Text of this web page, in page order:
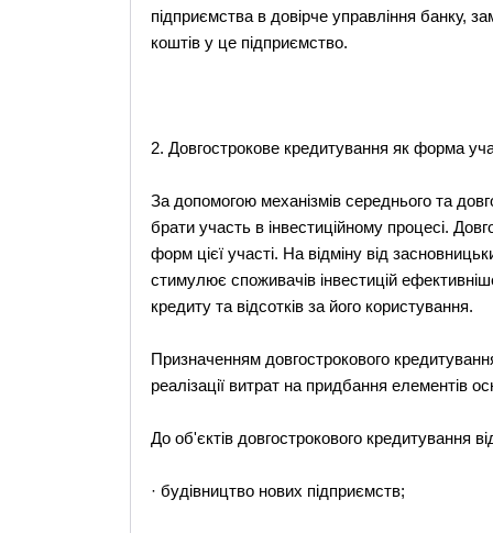
підприємства в довірче управління банку,
коштів у це підприємство.
2. Довгострокове кредитування як форма
За допомогою механізмів середнього та
брати участь в інвестиційному процесі.
форм цієї участі. На відміну від
стимулює споживачів інвестицій
кредиту та відсотків за його користування.
Призначенням довгострокового
реалізації витрат на придбання елементів
До об'єктів довгострокового кредитування
· будівництво нових підприємств;